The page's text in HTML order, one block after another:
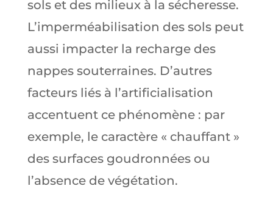
sols et des milieux à la sécheresse.
L’imperméabilisation des sols peut
aussi impacter la recharge des
nappes souterraines. D’autres
facteurs liés à l’artificialisation
accentuent ce phénomène : par
exemple, le caractère « chauffant »
des surfaces goudronnées ou
l’absence de végétation.